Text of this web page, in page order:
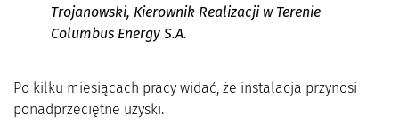
Trojanowski, Kierownik Realizacji w Terenie
Columbus Energy S.A.
Po kilku miesiącach pracy widać, że instalacja przynosi
ponadprzeciętne uzyski.